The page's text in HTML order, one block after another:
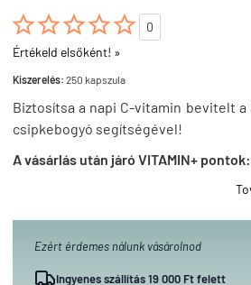

0
Értékeld elsőként! »
Kiszerelés: 250 kapszula
Biztosítsa a napi C-vitamin bevitelt a
csipkebogyó segítségével!
A vásárlás után járó VITAMIN+ pontok:
Ezért érdemes nálunk vásárolnod
Ingyenes szállítás 19 000 Ft felett